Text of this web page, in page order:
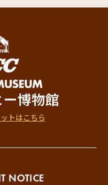
ー博物館
トはこちら
NOTICE